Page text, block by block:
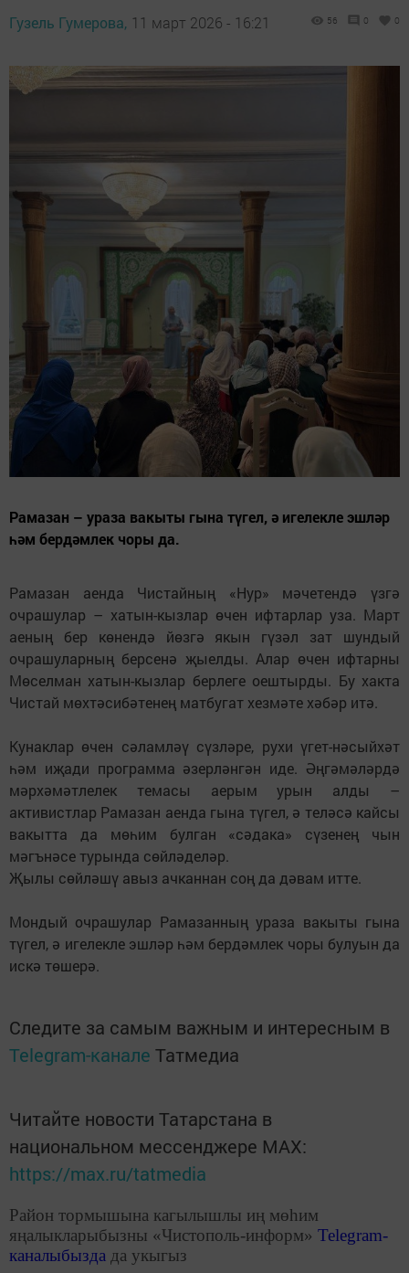
Гузель Гумерова, 11 март 2026 - 16:21 56 0 0
Рамазан – ураза вакыты гына түгел, ә игелекле эшләр
һәм бердәмлек чоры да.
Рамазан аенда Чистайның «Нур» мәчетендә үзгә
очрашулар – хатын-кызлар өчен ифтарлар уза. Март
аеның бер көнендә йөзгә якын гүзәл зат шундый
очрашуларның берсенә җыелды. Алар өчен ифтарны
Мөселман хатын-кызлар берлеге оештырды. Бу хакта
Чистай мөхтәсибәтенең матбугат хезмәте хәбәр итә.
Кунаклар өчен сәламләү сүзләре, рухи үгет-нәсыйхәт
һәм иҗади программа әзерләнгән иде. Әңгәмәләрдә
мәрхәмәтлелек темасы аерым урын алды –
активистлар Рамазан аенда гына түгел, ә теләсә кайсы
вакытта да мөһим булган «сәдака» сүзенең чын
мәгънәсе турында сөйләделәр.
Җылы сөйләшү авыз ачканнан соң да дәвам итте.
Мондый очрашулар Рамазанның ураза вакыты гына
түгел, ә игелекле эшләр һәм бердәмлек чоры булуын да
искә төшерә.
Следите за самым важным и интересным в
Telegram-канале Татмедиа
Читайте новости Татарстана в
национальном мессенджере MАХ:
https://max.ru/tatmedia
Район тормышына кагылышлы иң мөһим
яңалыкларыбызны «Чистополь-информ» Telegram-
каналыбызда да укыгыз